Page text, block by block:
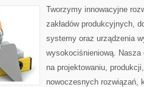
Tworzymy innowacyjne
zakładów produkcyjnych,
systemy oraz urządzenia
wysokociśnieniową. Nasza
na projektowaniu,
nowoczesnych rozwiązań,